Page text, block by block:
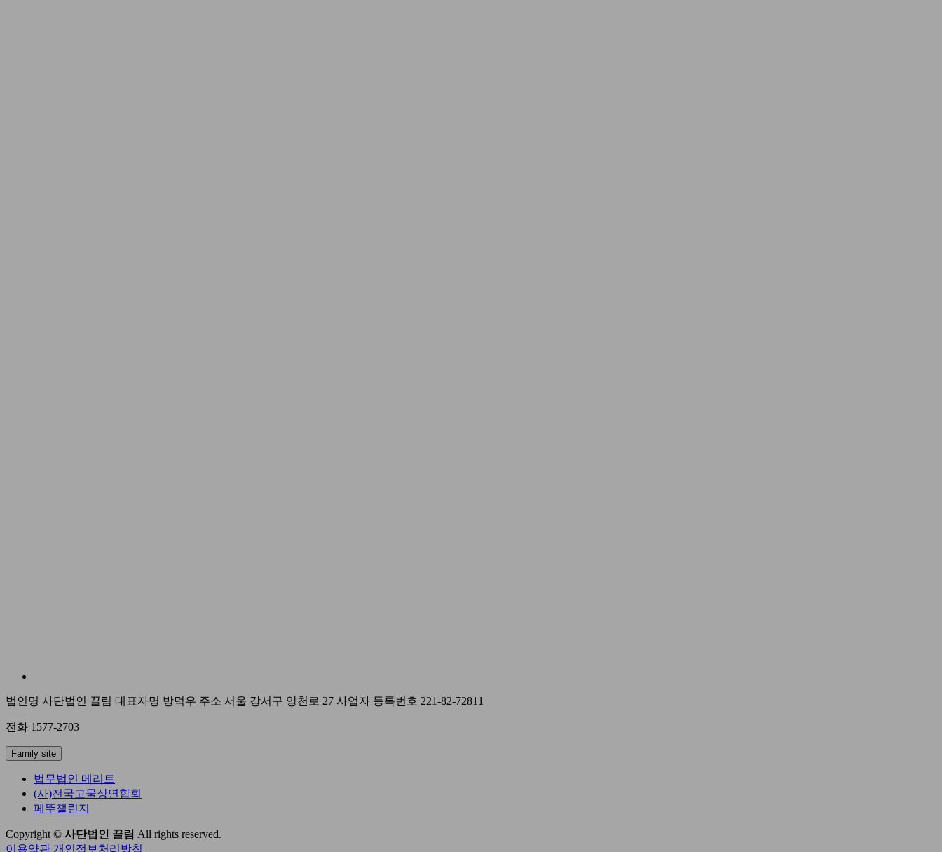
법인명 사단법인 끌림 대표자명 방덕우 주소 서울 강서구 양천로 27 사업자 등록번호 221-82-72811
전화 1577-2703
Family site
법무법인 메리트
(사)전국고물상연합회
페뚜챌린지
Copyright © 사단법인 끌림 All rights reserved.
이용약관 개인정보처리방침